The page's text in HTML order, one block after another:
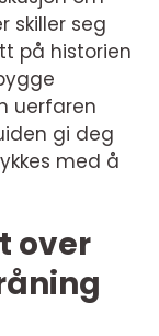
skiller seg
på historien
uerfaren
gi deg
med å
over